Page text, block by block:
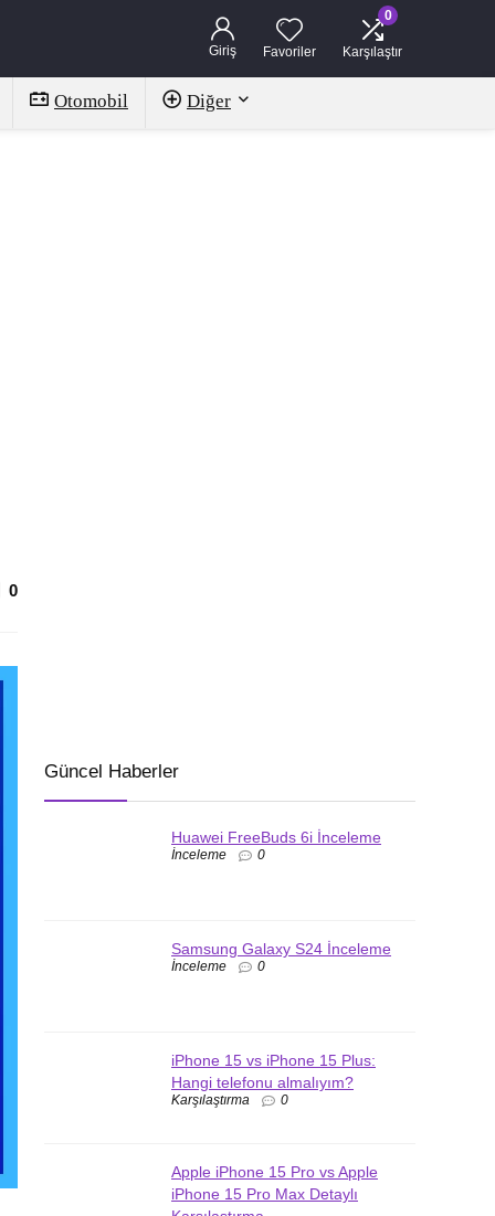
Giriş Favoriler
0
Karşılaştır
Otomobil Diğer
0
Güncel Haberler
Huawei FreeBuds 6i İnceleme
İnceleme 0
Samsung Galaxy S24 İnceleme
İnceleme 0
iPhone 15 vs iPhone 15 Plus:
Hangi telefonu almalıyım?
Karşılaştırma 0
Apple iPhone 15 Pro vs Apple
iPhone 15 Pro Max Detaylı